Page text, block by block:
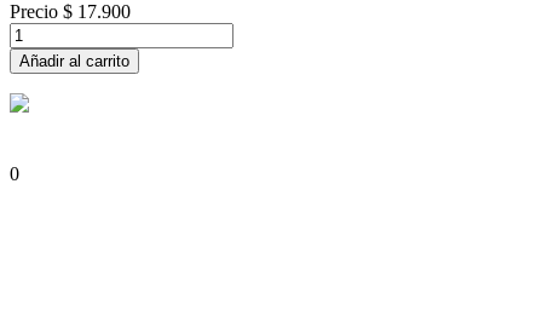
Precio $ 17.900
Añadir al carrito
0